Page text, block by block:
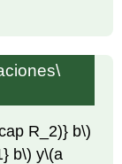
\
R_2)} b\)
b\) y\(a